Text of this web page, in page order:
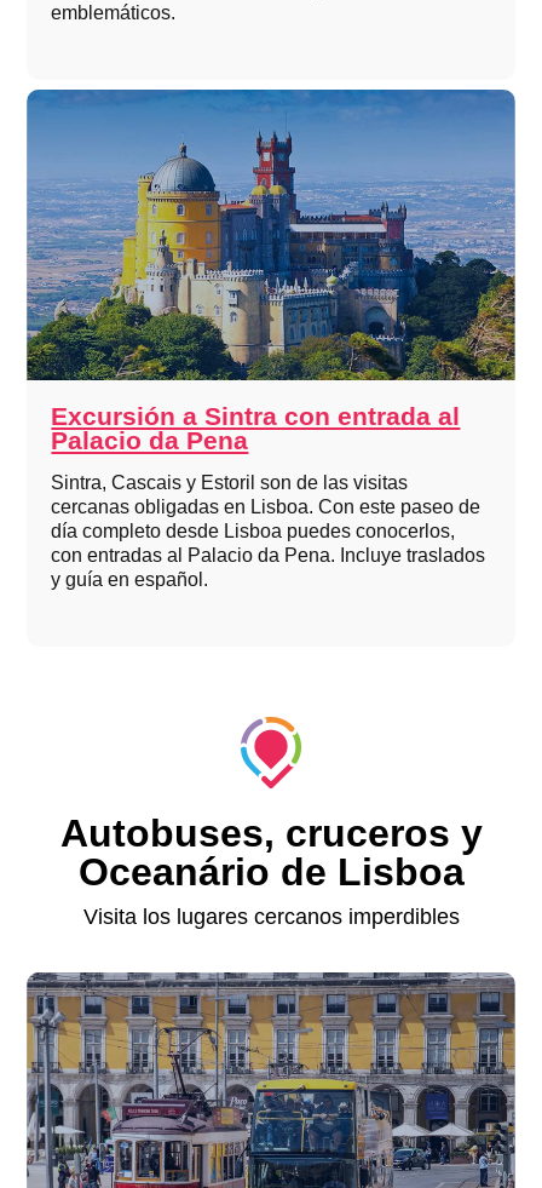
emblemáticos.
Excursión a Sintra con entrada al
Palacio da Pena
Sintra, Cascais y Estoril son de las visitas
cercanas obligadas en Lisboa. Con este paseo de
día completo desde Lisboa puedes conocerlos,
con entradas al Palacio da Pena. Incluye traslados
y guía en español.
Autobuses, cruceros y
Oceanário de Lisboa
Visita los lugares cercanos imperdibles